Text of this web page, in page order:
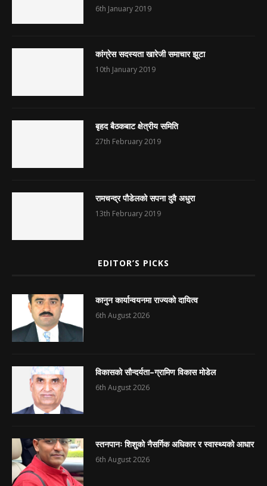
6th January 2019
कांग्रेस सदस्यता खारेजी समाचार झूटा
10th January 2019
बृहद बैठकबाट क्षेत्रीय समिति
27th February 2019
रामचन्द्र पौडेलको सपना दुवै अधुरा
13th February 2019
EDITOR’S PICKS
कानुन कार्यान्वयनमा राज्यको दायित्व
6th August 2026
विकासको सौन्दर्यता–ग्रामिण विकास मोडेल
6th August 2026
स्तनपानः शिशुको नैसर्गिक अधिकार र स्वास्थ्यको आधार
6th August 2026